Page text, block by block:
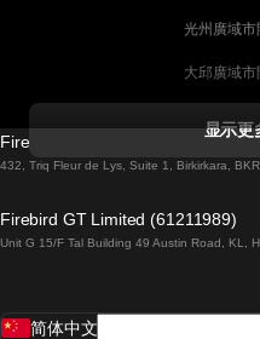
光州廣域
大邱廣域
都柏林開
羅馬開往
显示更
Firebird GT Limited (OC 1451)
432, Triq Fleur de Lys, Suite 1, Birkirkara,
Firebird GT Limited (61211989)
Unit G 15/F Tal Building 49 Austin Road, KL,
简体中文